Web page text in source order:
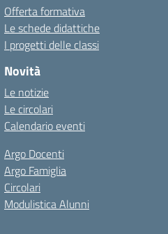
Offerta formativa
Le schede didattiche
I progetti delle classi
Novità
Le notizie
Le circolari
Calendario eventi
Argo Docenti
Argo Famiglia
Circolari
Modulistica Alunni